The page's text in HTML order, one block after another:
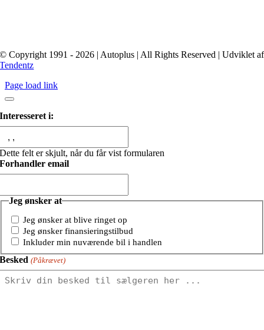
© Copyright 1991 - 2026 | Autoplus | All Rights Reserved | Udviklet af
Tendentz
Page load link
Interesseret i:
Dette felt er skjult, når du får vist formularen
Forhandler email
Jeg ønsker at
Jeg ønsker at blive ringet op
Jeg ønsker finansieringstilbud
Inkluder min nuværende bil i handlen
Besked (Påkrævet)